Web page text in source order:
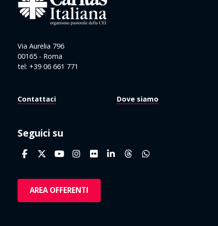
Via Aurelia 796
00165 - Roma
tel: +39 06 661 771
Contattaci Dove siamo
Seguici su
AREA OFFERENTI